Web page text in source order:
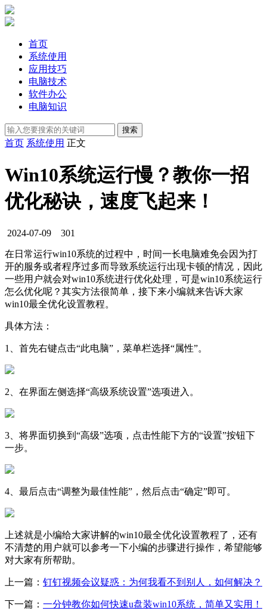
首页
系统使用
应用技巧
电脑技术
软件办公
电脑知识
首页 系统使用 正文
Win10系统运行慢？教你一招
优化秘诀，速度飞起来！
2024-07-09 301
在日常运行win10系统的过程中，时间一长电脑难免会因为打
开的服务或者程序过多而导致系统运行出现卡顿的情况，因此
一些用户就会对win10系统进行优化处理，可是win10系统运行
怎么优化呢？其实方法很简单，接下来小编就来告诉大家
win10最全优化设置教程。
具体方法：
1、首先右键点击“此电脑”，菜单栏选择“属性”。
2、在界面左侧选择“高级系统设置”选项进入。
3、将界面切换到“高级”选项，点击性能下方的“设置”按钮下
一步。
4、最后点击“调整为最佳性能”，然后点击“确定”即可。
上述就是小编给大家讲解的win10最全优化设置教程了，还有
不清楚的用户就可以参考一下小编的步骤进行操作，希望能够
对大家有所帮助。
上一篇： 钉钉视频会议疑惑：为何我看不到别人，如何解决？
下一篇： 一分钟教你如何快速u盘装win10系统，简单又实用！